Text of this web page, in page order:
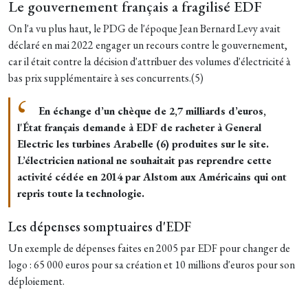
Le gouvernement français a fragilisé EDF
On l'a vu plus haut, le PDG de l'époque Jean Bernard Levy avait
déclaré en mai 2022 engager un recours contre le gouvernement,
car il était contre la décision d'attribuer des volumes d'électricité à
bas prix supplémentaire à ses concurrents.(5)
En échange d’un chèque de 2,7 milliards d’euros,
l'État français demande à EDF de racheter à General
Electric les turbines Arabelle (6) produites sur le site.
L’électricien national ne souhaitait pas reprendre cette
activité cédée en 2014 par Alstom aux Américains qui ont
repris toute la technologie.
Les dépenses somptuaires d'EDF
Un exemple de dépenses faites en 2005 par EDF pour changer de
logo : 65 000 euros pour sa création et 10 millions d'euros pour son
déploiement.